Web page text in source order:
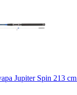
Jupiter Spin 213